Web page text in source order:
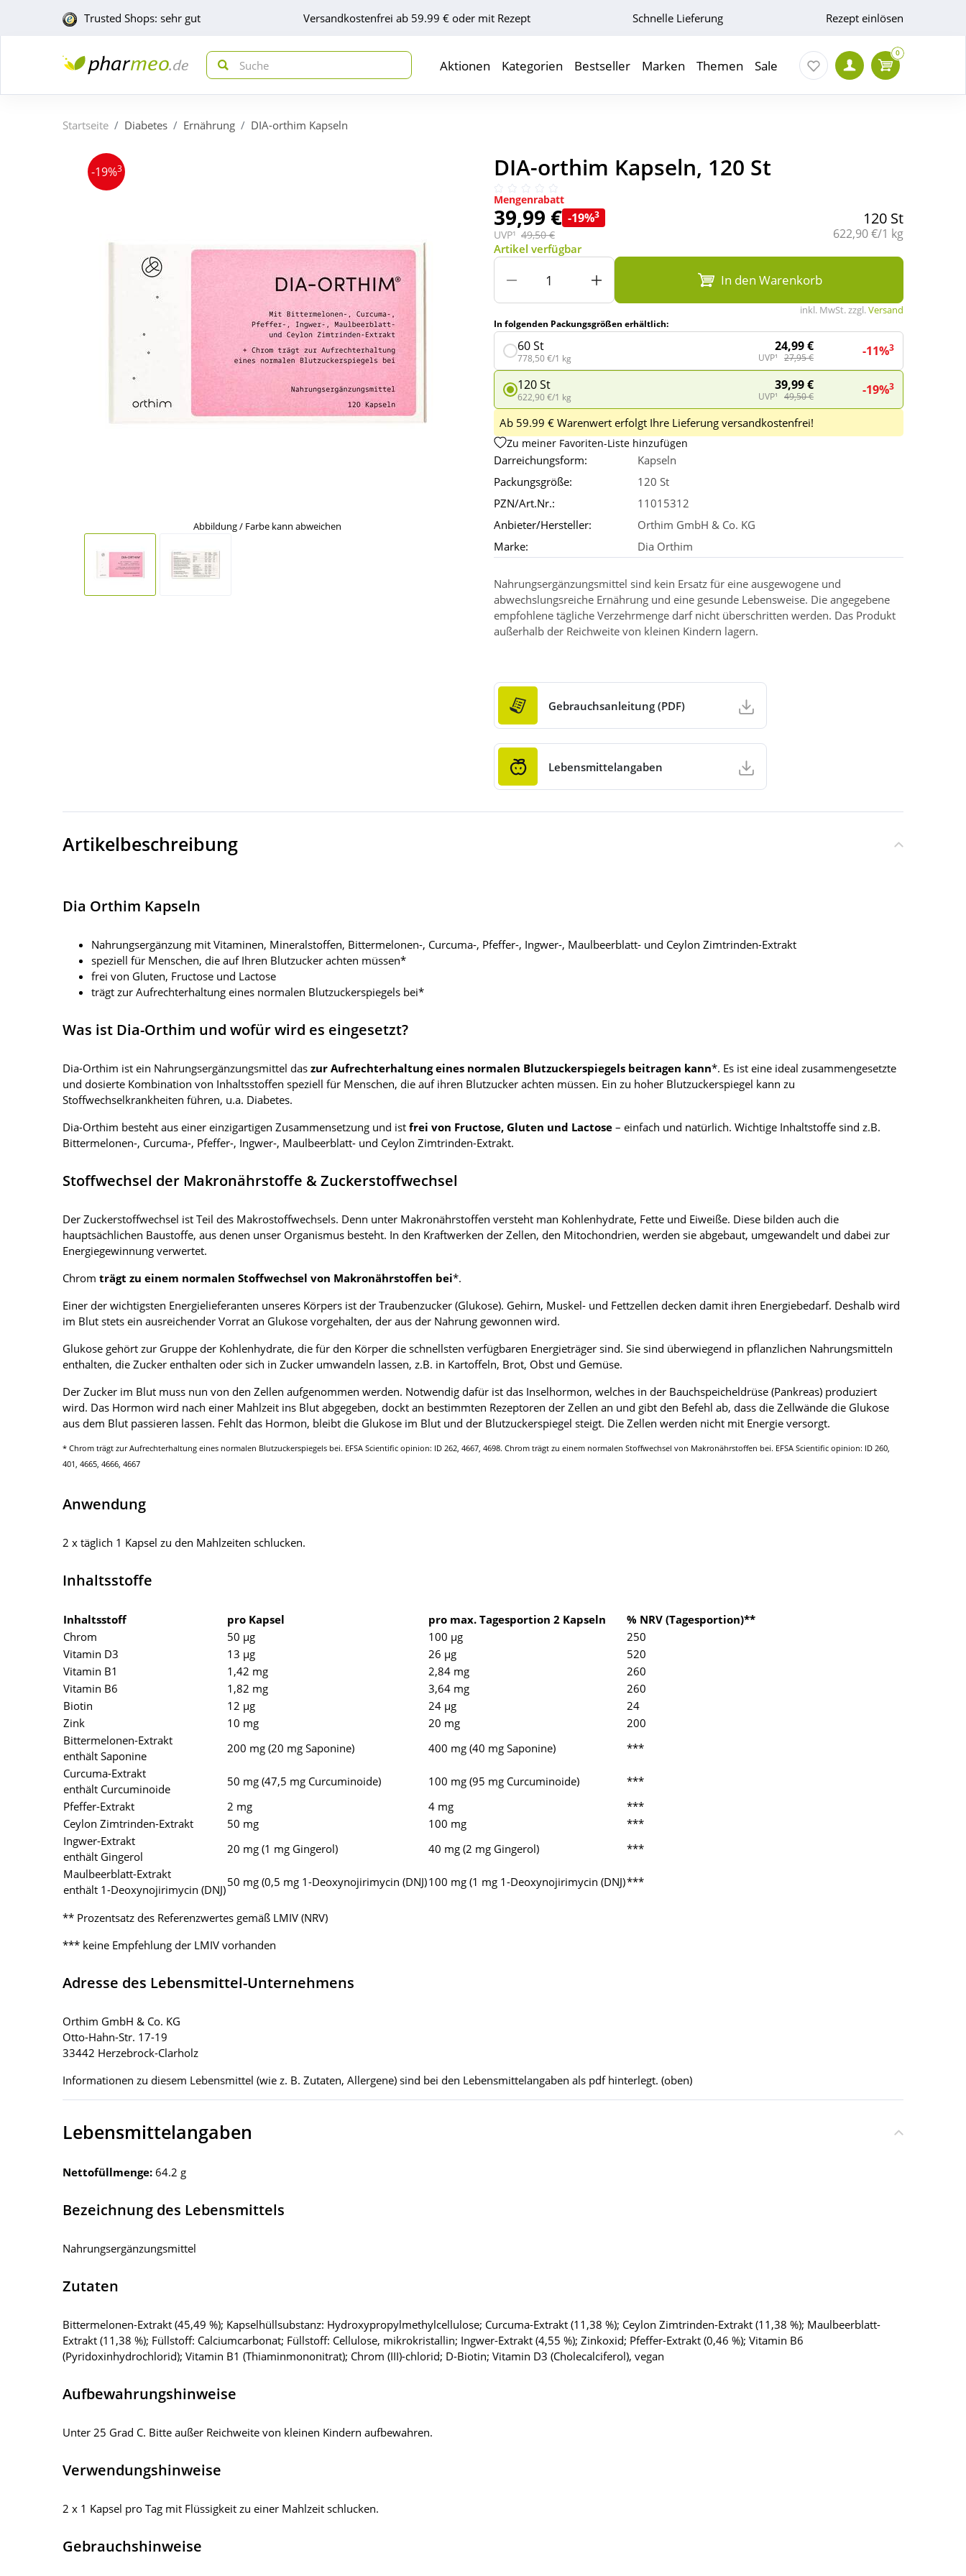
Trusted Shops: sehr gut Versandkostenfrei ab 59.99 € oder mit Rezept Schnelle Lieferung Rezept einlösen
Aktionen Kategorien Bestseller Marken Themen Sale
0
Startseite Diabetes Ernährung DIA-orthim Kapseln
-19%3
Abbildung / Farbe kann abweichen
DIA-orthim Kapseln, 120 St
Mengenrabatt
39,99 € -19%3
UVP¹ 49,50 €
120 St
Grundpreis:
622,90 €/1 kg
Artikel verfügbar
In den Warenkorb
inkl. MwSt. zzgl.Versand
In folgenden Packungsgrößen erhältlich:
60 St
778,50 €/1 kg
24,99 €
UVP¹ 27,95 € -11%3
120 St
622,90 €/1 kg
39,99 €
UVP¹ 49,50 € -19%3
Ab 59.99 € Warenwert erfolgt Ihre Lieferung versandkostenfrei!
Zu meiner Favoriten-Liste hinzufügen
Darreichungsform:
Kapseln
Packungsgröße:
120 St
PZN/Art.Nr.:
11015312
Anbieter/Hersteller:
Orthim GmbH & Co. KG
Marke:
Dia Orthim
Nahrungsergänzungsmittel sind kein Ersatz für eine ausgewogene und
abwechslungsreiche Ernährung und eine gesunde Lebensweise. Die angegebene
empfohlene tägliche Verzehrmenge darf nicht überschritten werden. Das Produkt
außerhalb der Reichweite von kleinen Kindern lagern.
Gebrauchsanleitung (PDF)
Lebensmittelangaben
Artikelbeschreibung
Dia Orthim Kapseln
Nahrungsergänzung mit Vitaminen, Mineralstoffen, Bittermelonen-, Curcuma-, Pfeffer-, Ingwer-, Maulbeerblatt- und Ceylon Zimtrinden-Extrakt
speziell für Menschen, die auf Ihren Blutzucker achten müssen*
frei von Gluten, Fructose und Lactose
trägt zur Aufrechterhaltung eines normalen Blutzuckerspiegels bei*
Was ist Dia-Orthim und wofür wird es eingesetzt?
Dia-Orthim ist ein Nahrungsergänzungsmittel das zur Aufrechterhaltung eines normalen Blutzuckerspiegels beitragen kann*. Es ist eine ideal zusammengesetzte
und dosierte Kombination von Inhaltsstoffen speziell für Menschen, die auf ihren Blutzucker achten müssen. Ein zu hoher Blutzuckerspiegel kann zu
Stoffwechselkrankheiten führen, u.a. Diabetes.
Dia-Orthim besteht aus einer einzigartigen Zusammensetzung und ist frei von Fructose, Gluten und Lactose – einfach und natürlich. Wichtige Inhaltstoffe sind z.B.
Bittermelonen-, Curcuma-, Pfeffer-, Ingwer-, Maulbeerblatt- und Ceylon Zimtrinden-Extrakt.
Stoffwechsel der Makronährstoffe & Zuckerstoffwechsel
Der Zuckerstoffwechsel ist Teil des Makrostoffwechsels. Denn unter Makronährstoffen versteht man Kohlenhydrate, Fette und Eiweiße. Diese bilden auch die
hauptsächlichen Baustoffe, aus denen unser Organismus besteht. In den Kraftwerken der Zellen, den Mitochondrien, werden sie abgebaut, umgewandelt und dabei zur
Energiegewinnung verwertet.
Chrom trägt zu einem normalen Stoffwechsel von Makronährstoffen bei*.
Einer der wichtigsten Energielieferanten unseres Körpers ist der Traubenzucker (Glukose). Gehirn, Muskel- und Fettzellen decken damit ihren Energiebedarf. Deshalb wird
im Blut stets ein ausreichender Vorrat an Glukose vorgehalten, der aus der Nahrung gewonnen wird.
Glukose gehört zur Gruppe der Kohlenhydrate, die für den Körper die schnellsten verfügbaren Energieträger sind. Sie sind überwiegend in pflanzlichen Nahrungsmitteln
enthalten, die Zucker enthalten oder sich in Zucker umwandeln lassen, z.B. in Kartoffeln, Brot, Obst und Gemüse.
Der Zucker im Blut muss nun von den Zellen aufgenommen werden. Notwendig dafür ist das Inselhormon, welches in der Bauchspeicheldrüse (Pankreas) produziert
wird. Das Hormon wird nach einer Mahlzeit ins Blut abgegeben, dockt an bestimmten Rezeptoren der Zellen an und gibt den Befehl ab, dass die Zellwände die Glukose
aus dem Blut passieren lassen. Fehlt das Hormon, bleibt die Glukose im Blut und der Blutzuckerspiegel steigt. Die Zellen werden nicht mit Energie versorgt.
* Chrom trägt zur Aufrechterhaltung eines normalen Blutzuckerspiegels bei. EFSA Scientific opinion: ID 262, 4667, 4698. Chrom trägt zu einem normalen Stoffwechsel von Makronährstoffen bei. EFSA Scientific opinion: ID 260,
401, 4665, 4666, 4667
Anwendung
2 x täglich 1 Kapsel zu den Mahlzeiten schlucken.
Inhaltsstoffe
Inhaltsstoff pro Kapsel pro max. Tagesportion 2 Kapseln
% NRV (Tagesportion)**
Chrom
50 µg 100 µg
250
Vitamin D3
13 µg 26 µg
520
Vitamin B1
1,42 mg 2,84 mg
260
Vitamin B6
1,82 mg 3,64 mg
260
Biotin
12 µg 24 µg
24
Zink
10 mg 20 mg
200
Bittermelonen-Extrakt
enthält Saponine
200 mg (20 mg Saponine) 400 mg (40 mg Saponine)
***
Curcuma-Extrakt
enthält Curcuminoide
50 mg (47,5 mg Curcuminoide) 100 mg (95 mg Curcuminoide)
***
Pfeffer-Extrakt
2 mg 4 mg
***
Ceylon Zimtrinden-Extrakt
50 mg 100 mg
***
Ingwer-Extrakt
enthält Gingerol
20 mg (1 mg Gingerol) 40 mg (2 mg Gingerol)
***
Maulbeerblatt-Extrakt
enthält 1-Deoxynojirimycin (DNJ)
50 mg (0,5 mg 1-Deoxynojirimycin (DNJ)100 mg (1 mg 1-Deoxynojirimycin (DNJ)***
** Prozentsatz des Referenzwertes gemäß LMIV (NRV)
*** keine Empfehlung der LMIV vorhanden
Adresse des Lebensmittel-Unternehmens
Orthim GmbH & Co. KG
Otto-Hahn-Str. 17-19
33442 Herzebrock-Clarholz
Informationen zu diesem Lebensmittel (wie z. B. Zutaten, Allergene) sind bei den Lebensmittelangaben als pdf hinterlegt. (oben)
Lebensmittelangaben
Nettofüllmenge: 64.2 g
Bezeichnung des Lebensmittels
Nahrungsergänzungsmittel
Zutaten
Bittermelonen-Extrakt (45,49 %); Kapselhüllsubstanz: Hydroxypropylmethylcellulose; Curcuma-Extrakt (11,38 %); Ceylon Zimtrinden-Extrakt (11,38 %); Maulbeerblatt-
Extrakt (11,38 %); Füllstoff: Calciumcarbonat; Füllstoff: Cellulose, mikrokristallin; Ingwer-Extrakt (4,55 %); Zinkoxid; Pfeffer-Extrakt (0,46 %); Vitamin B6
(Pyridoxinhydrochlorid); Vitamin B1 (Thiaminmononitrat); Chrom (III)-chlorid; D-Biotin; Vitamin D3 (Cholecalciferol), vegan
Aufbewahrungshinweise
Unter 25 Grad C. Bitte außer Reichweite von kleinen Kindern aufbewahren.
Verwendungshinweise
2 x 1 Kapsel pro Tag mit Flüssigkeit zu einer Mahlzeit schlucken.
Gebrauchshinweise